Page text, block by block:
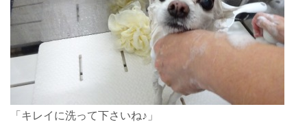
「キレイに洗って下さいね♪」